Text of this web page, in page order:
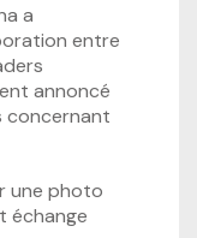
a
entre
annoncé
concernant
une photo
échange